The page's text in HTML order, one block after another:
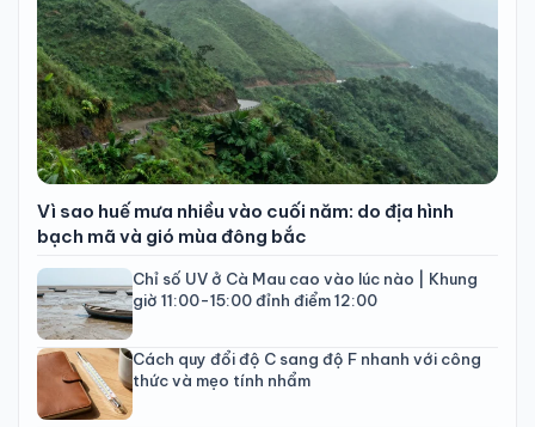
Vì sao huế mưa nhiều vào cuối năm: do địa hình
bạch mã và gió mùa đông bắc
Chỉ số UV ở Cà Mau cao vào lúc nào | Khung
giờ 11:00-15:00 đỉnh điểm 12:00
Cách quy đổi độ C sang độ F nhanh với công
thức và mẹo tính nhẩm